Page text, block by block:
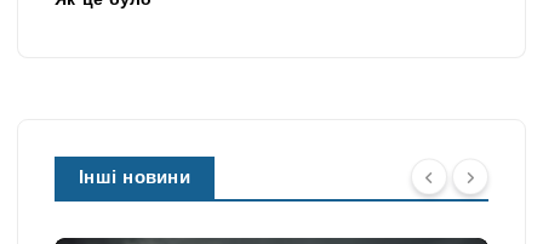
Інші новини